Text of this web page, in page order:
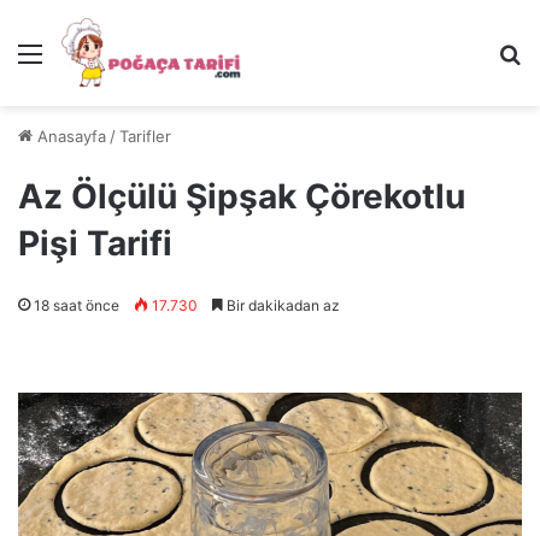
Menü
Anasayfa /Tarifler
Az Ölçülü Şipşak Çörekotlu
Pişi Tarifi
18 saat önce 17.730 Bir dakikadan az